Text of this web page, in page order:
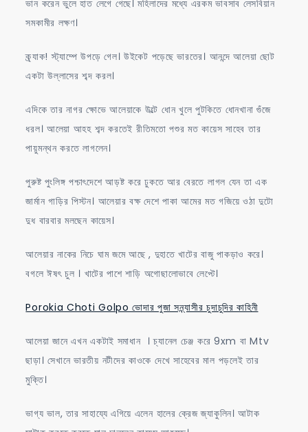
ভান করেন ভুলে হাত লেগে গেছে। মহিলাদের মধ্যে এরকম ভাবসাব লেসবিয়ান
সমকামীর লক্ষণ।
ক্র্যাক! স্ট্যাম্পে উপড়ে গেল। উইকেট পড়েছে ভারতের। আনন্দে আলেয়া ছোট
একটা উল্লাসের শব্দ করল।‌
এদিকে তার নাগর ক্ষোভে আলেয়াকে উল্টে ধোন খুলে পুটকিতে ধোনখানা গুঁজে
ধরল। আলেয়া আহহ শব্দ করতেই রীতিমতো পশুর মত কায়েস সাহেব তার
পায়ুমন্থন করতে লাগলেন।
পুরুষ্ট পুংলিঙ্গ পশ্চাৎদেশে আড়ষ্ট করে ঢুকতে আর বেরতে লাগল যেন তা এক
জার্মান গাড়ির পিস্টন। আলেয়ার বক্ষ দেশে পাকা আমের মত গজিয়ে ওঠা দুটো
দুধ বারবার মলছেন কায়েস।
আলেয়ার নাকের নিচে ঘাম জমে আছে‌ , দুহাতে খাটের বাজু পাকড়াও করে।
বগলে ঈষৎ চুল । খাটের পাশে শাড়ি অগোছালোভাবে লেপ্টে।
Porokia Choti Golpo ভোদার পুজা সন্ন্যাসীর চুদাচুদির কাহিনী
আলেয়া জানে এখন একটাই সমাধান ‌ । চ্যানেল চেঞ্জ করে 9xm বা Mtv
ছাড়া। সেখানে ভারতীয় নটীদের কাওকে দেখে সাহেবের মাল পড়লেই তার
মুক্তি।
ভাগ্য ভাল, তার সাহায্যে এগিয়ে এলেন হালের ক্রেজ জ্যাকুলিন। আটাক